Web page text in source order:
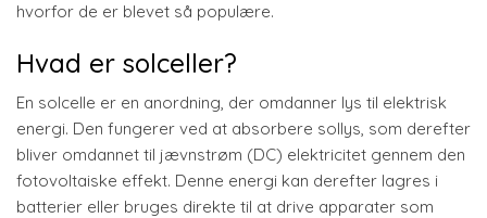
hvorfor de er blevet så populære.
Hvad er solceller?
En solcelle er en anordning, der omdanner lys til elektrisk
energi. Den fungerer ved at absorbere sollys, som derefter
bliver omdannet til jævnstrøm (DC) elektricitet gennem den
fotovoltaiske effekt. Denne energi kan derefter lagres i
batterier eller bruges direkte til at drive apparater som